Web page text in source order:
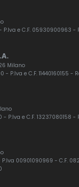
P.Iva e C.F. 05930900963 -
Milano
- P.Iva e C.F. 11440160155 -
- P.Iva e C.F. 13237080158
00901090969 - C.F.